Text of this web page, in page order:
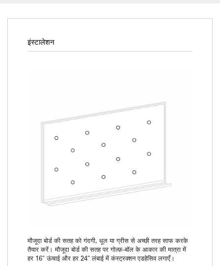
इंस्टालेशन
मौजूदा बोर्ड की सतह को गंदगी, धूल या ग्रीस से अच्छी तरह साफ करके
तैयार करें। मौजूदा बोर्ड की सतह पर गोल्फ़-बॉल के आकार की मात्रा में
हर 16" ऊंचाई और हर 24" लंबाई में कंस्ट्रक्शन एडहेसिव लगाएँ।